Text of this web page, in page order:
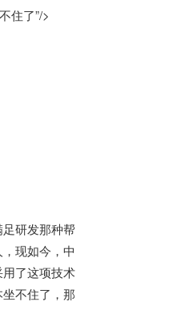
住了”/>
研发那种帮
现如今，中
了这项技术
坐不住了，那